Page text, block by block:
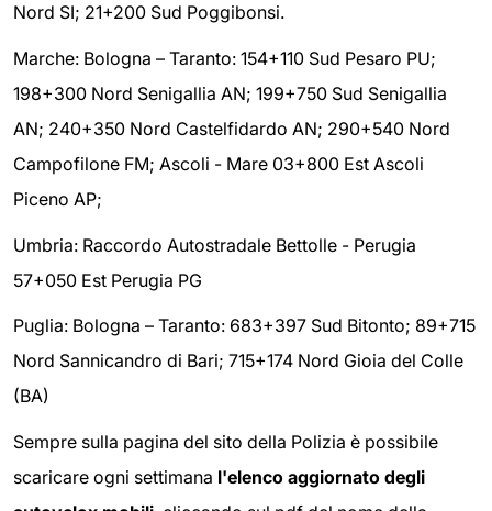
Nord SI; 21+200 Sud Poggibonsi.
Marche: Bologna – Taranto: 154+110 Sud Pesaro PU;
198+300 Nord Senigallia AN; 199+750 Sud Senigallia
AN; 240+350 Nord Castelfidardo AN; 290+540 Nord
Campofilone FM; Ascoli - Mare 03+800 Est Ascoli
Piceno AP;
Umbria: Raccordo Autostradale Bettolle - Perugia
57+050 Est Perugia PG
Puglia: Bologna – Taranto: 683+397 Sud Bitonto; 89+715
Nord Sannicandro di Bari; 715+174 Nord Gioia del Colle
(BA)
Sempre sulla pagina del sito della Polizia è possibile
scaricare ogni settimana l'elenco aggiornato degli